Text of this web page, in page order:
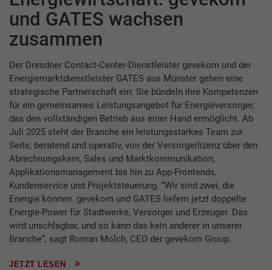
und GATES wachsen
zusammen
Der Dresdner Contact-Center-Dienstleister gevekom und der
Energiemarktdienstleister GATES aus Münster gehen eine
strategische Partnerschaft ein: Sie bündeln ihre Kompetenzen
für ein gemeinsames Leistungsangebot für Energieversorger,
das den vollständigen Betrieb aus einer Hand ermöglicht. Ab
Juli 2025 steht der Branche ein leistungsstarkes Team zur
Seite, beratend und operativ, von der Versorgerlizenz über den
Abrechnungskern, Sales und Marktkommunikation,
Applikationsmanagement bis hin zu App-Frontends,
Kundenservice und Projektsteuerung. “Wir sind zwei, die
Energie können. gevekom und GATES liefern jetzt doppelte
Energie-Power für Stadtwerke, Versorger und Erzeuger. Das
wird unschlagbar, und so kann das kein anderer in unserer
Branche“, sagt Roman Molch, CEO der gevekom Group.
JETZT LESEN